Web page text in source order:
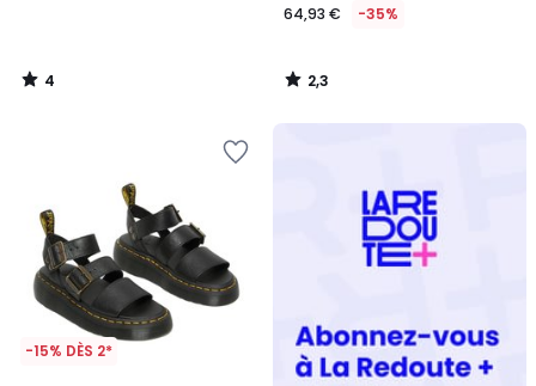
4
/
64,93 € -35%
2,3
/
-15% DÈS 2*